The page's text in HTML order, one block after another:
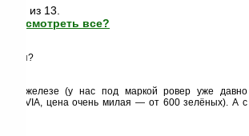
из 13.
Просмотреть все?
железе (у нас под маркой ровер уже давно
на VIA, цена очень милая — от 600 зелёных). А с